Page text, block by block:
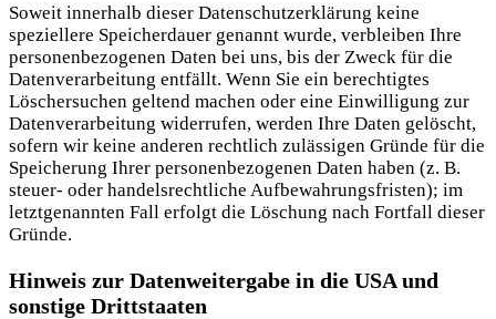
Soweit innerhalb dieser Datenschutzerklärung keine
speziellere Speicherdauer genannt wurde, verbleiben Ihre
personenbezogenen Daten bei uns, bis der Zweck für die
Datenverarbeitung entfällt. Wenn Sie ein berechtigtes
Löschersuchen geltend machen oder eine Einwilligung zur
Datenverarbeitung widerrufen, werden Ihre Daten gelöscht,
sofern wir keine anderen rechtlich zulässigen Gründe für die
Speicherung Ihrer personenbezogenen Daten haben (z. B.
steuer- oder handelsrechtliche Aufbewahrungsfristen); im
letztgenannten Fall erfolgt die Löschung nach Fortfall dieser
Gründe.
Hinweis zur Datenweitergabe in die USA und
sonstige Drittstaaten